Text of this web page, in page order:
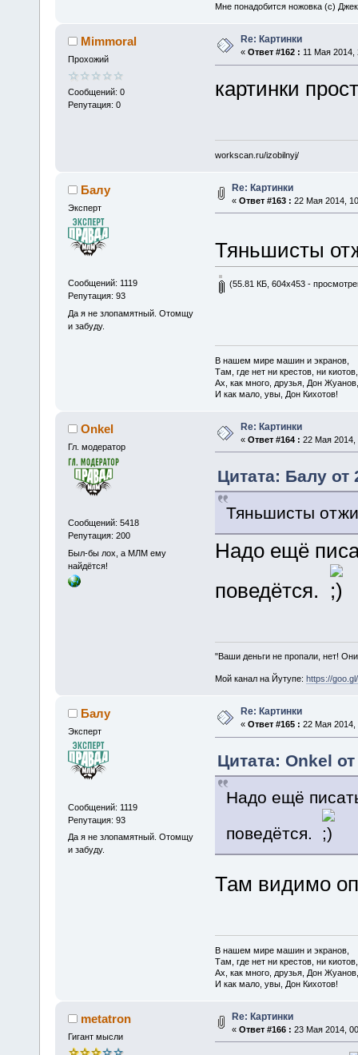
Мне понадобится ножовка (с)
Mimmoral
Прохожий
Сообщений: 0
Репутация: 0
Re: Картинки
« Ответ #162 : 11 Мая 2014,
картинки
workscan.ru/izobilnyj/
Балу
Эксперт
Сообщений: 1119
Репутация: 93
Да я не злопамятный. Отомщу
и забуду.
Re: Картинки
« Ответ #163 : 22 Мая 2014,
Тяньшисты
(55.81 КБ, 604x453 -
В нашем мире машин и экранов,
Там, где нет ни крестов, ни киотов,
Ах, как много, друзья, Дон Жуанов,
И как мало, увы, Дон Кихотов!
Onkel
Гл. модератор
Сообщений: 5418
Репутация: 200
Был-бы лох, а МЛМ ему
найдётся!
Re: Картинки
« Ответ #164 : 22 Мая 2014,
Цитата: Балу от
Тяньшисты
Надо ещё
поведётся.
"Ваши деньги не пропали, нет!
Мой канал на Йутупе: https://
Балу
Эксперт
Сообщений: 1119
Репутация: 93
Да я не злопамятный. Отомщу
и забуду.
Re: Картинки
« Ответ #165 : 22 Мая 2014,
Цитата: Onkel
Надо ещё
поведётся.
Там видимо
В нашем мире машин и экранов,
Там, где нет ни крестов, ни киотов,
Ах, как много, друзья, Дон Жуанов,
И как мало, увы, Дон Кихотов!
metatron
Гигант мысли
Re: Картинки
« Ответ #166 : 23 Мая 2014,